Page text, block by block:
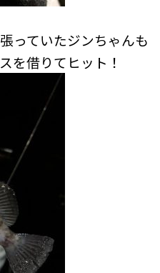
っていたジンちゃんも
を借りてヒット！